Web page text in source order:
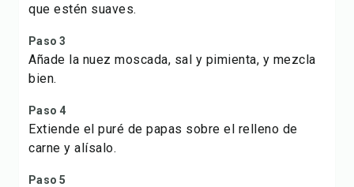
que estén suaves.
Paso 3
Añade la nuez moscada, sal y pimienta, y mezcla
bien.
Paso 4
Extiende el puré de papas sobre el relleno de
carne y alísalo.
Paso 5